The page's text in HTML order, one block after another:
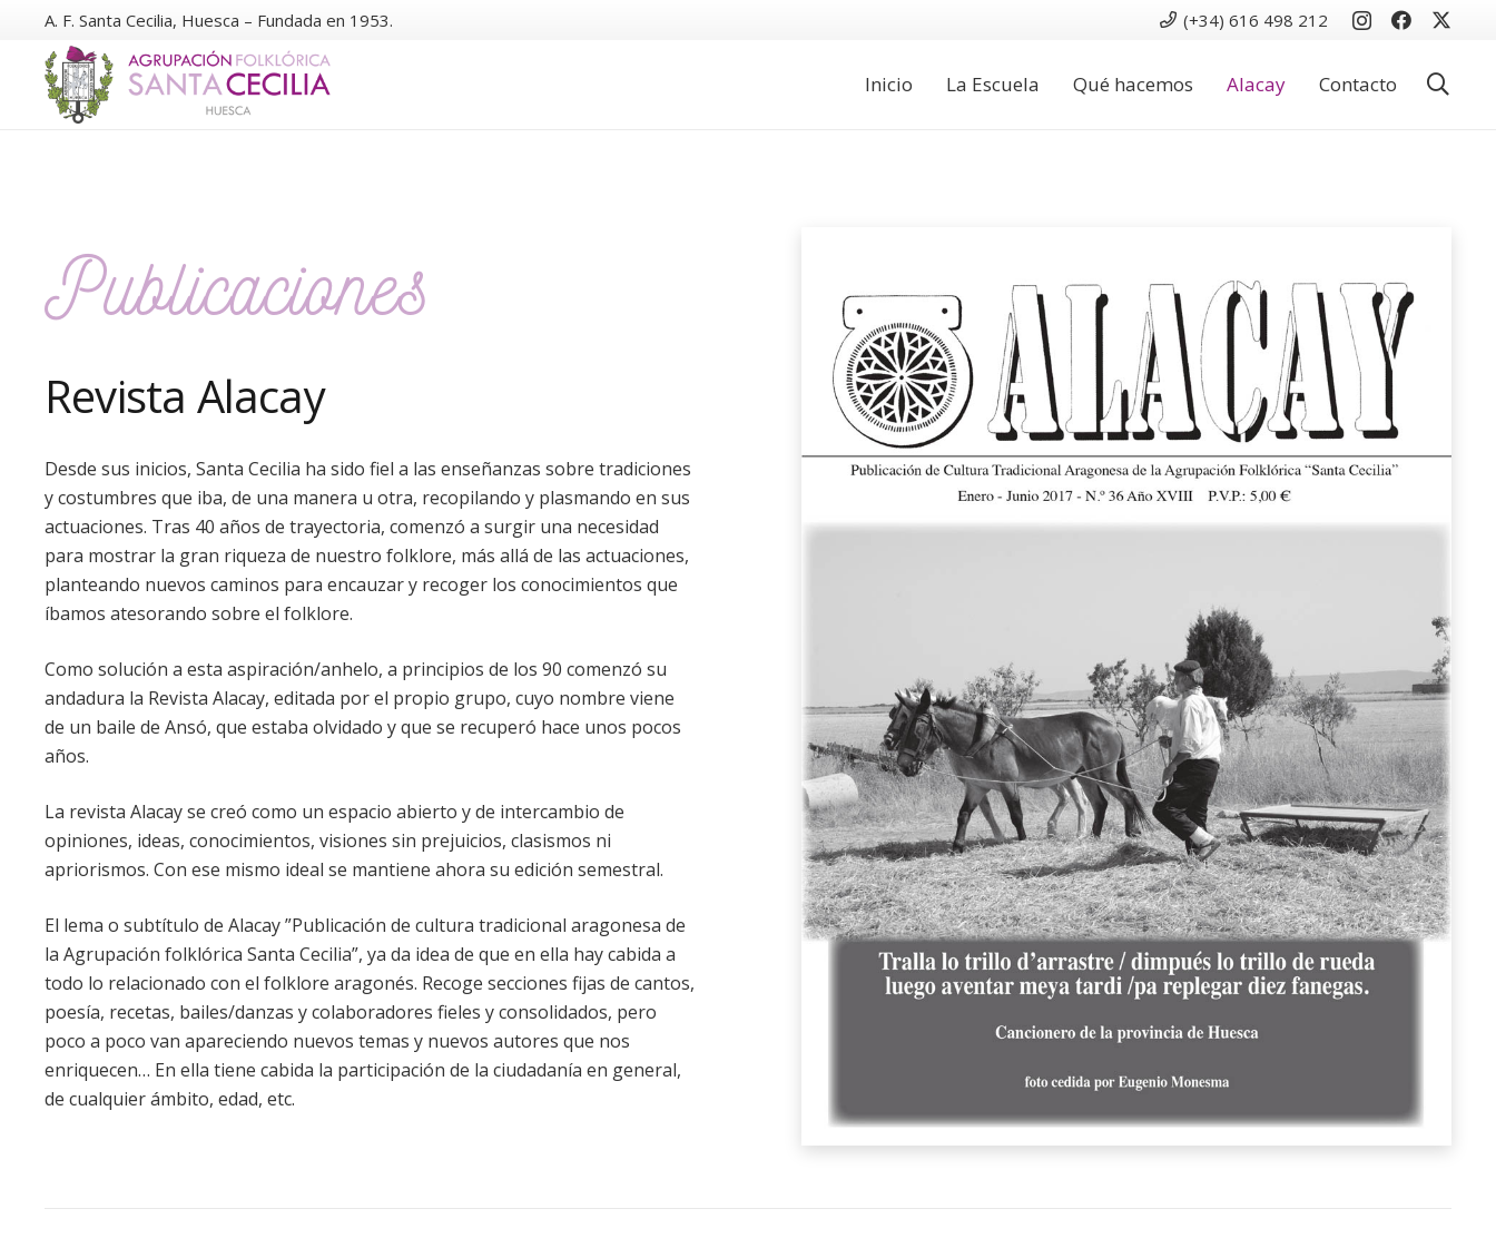
A. F. Santa Cecilia, Huesca – Fundada en 1953. (+34) 616 498 212
Inicio La Escuela Qué hacemos Alacay Contacto
Publicaciones
Revista Alacay
Desde sus inicios, Santa Cecilia ha sido fiel a las enseñanzas sobre tradiciones
y costumbres que iba, de una manera u otra, recopilando y plasmando en sus
actuaciones. Tras 40 años de trayectoria, comenzó a surgir una necesidad
para mostrar la gran riqueza de nuestro folklore, más allá de las actuaciones,
planteando nuevos caminos para encauzar y recoger los conocimientos que
íbamos atesorando sobre el folklore.
Como solución a esta aspiración/anhelo, a principios de los 90 comenzó su
andadura la Revista Alacay, editada por el propio grupo, cuyo nombre viene
de un baile de Ansó, que estaba olvidado y que se recuperó hace unos pocos
años.
La revista Alacay se creó como un espacio abierto y de intercambio de
opiniones, ideas, conocimientos, visiones sin prejuicios, clasismos ni
apriorismos. Con ese mismo ideal se mantiene ahora su edición semestral.
El lema o subtítulo de Alacay ”Publicación de cultura tradicional aragonesa de
la Agrupación folklórica Santa Cecilia”, ya da idea de que en ella hay cabida a
todo lo relacionado con el folklore aragonés. Recoge secciones fijas de cantos,
poesía, recetas, bailes/danzas y colaboradores fieles y consolidados, pero
poco a poco van apareciendo nuevos temas y nuevos autores que nos
enriquecen… En ella tiene cabida la participación de la ciudadanía en general,
de cualquier ámbito, edad, etc.